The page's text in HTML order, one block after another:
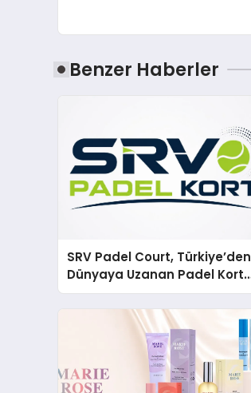
Benzer Haberler
SRV Padel Court, Türkiye’den
Dünyaya Uzanan Padel Kort
Üretiminde Güvenin Adresi